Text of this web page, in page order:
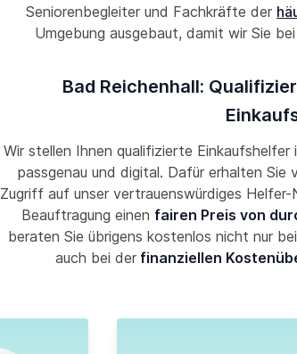
Seniorenbegleiter und Fachkräfte der
Umgebung ausgebaut, damit wir Sie
Bad Reichenhall:
Wir stellen Ihnen qualifizierte
passgenau und digital. Dafür erhalten
Zugriff auf unser vertrauenswürdiges
Beauftragung einen fairen Preis von
beraten Sie übrigens kostenlos nicht nur
auch bei derfinanziellen